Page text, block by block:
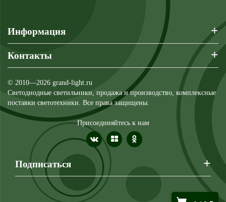
Информация +
Контакты +
© 2010—2026 grand-light.ru
Светодиодные светильники, продажа и производство, комплексные
поставки светотехники. Все права защищены.
Присоединяйтесь к нам
Подписаться +